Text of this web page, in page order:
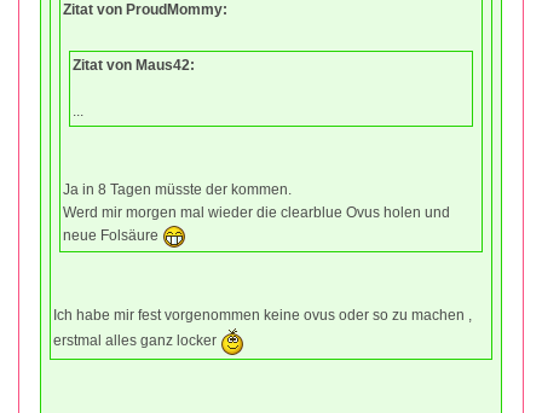
Zitat von ProudMommy:
Zitat von Maus42:
...
Ja in 8 Tagen müsste der kommen.
Werd mir morgen mal wieder die clearblue Ovus holen und
neue Folsäure
Ich habe mir fest vorgenommen keine ovus oder so zu machen ,
erstmal alles ganz locker